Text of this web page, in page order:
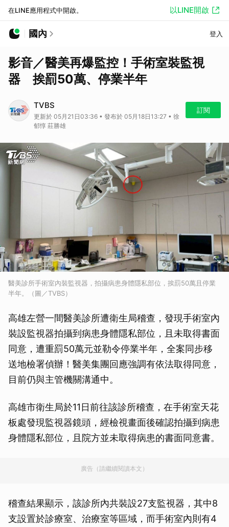
在LINE應用程式中開啟。 以LINE開啟
國內 登入
影音／醫美再爆監控！手術室裝監視
器 挨罰50萬、停業半年
TVBS
更新於 05月21日03:36 • 發布於 05月18日13:27 • 徐
郁惇 莊勝雄
訂閱
醫美診所手術室內裝監視器，拍攝病患身體隱私部位，挨罰50萬且停業
半年。（圖／TVBS）
高雄左營一間醫美診所遭衛生局稽查，發現手術室內
裝設監視器拍攝到病患身體隱私部位，且未取得書面
同意，遭重罰50萬元並勒令停業半年，全案同步移
送地檢署偵辦！醫美集團回應強調有依法取得同意，
目前仍與主管機關溝通中。
高雄市衛生局於11日前往該診所稽查，在手術室天花
板處發現監視器鏡頭，經檢視畫面後確認拍攝到病患
身體隱私部位，且院方並未取得病患的書面同意書。
廣告（請繼續閱讀本文）
稽查結果顯示，該診所內共裝設27支監視器，其中8
支設置於診療室、治療室等區域，而手術室內則有4